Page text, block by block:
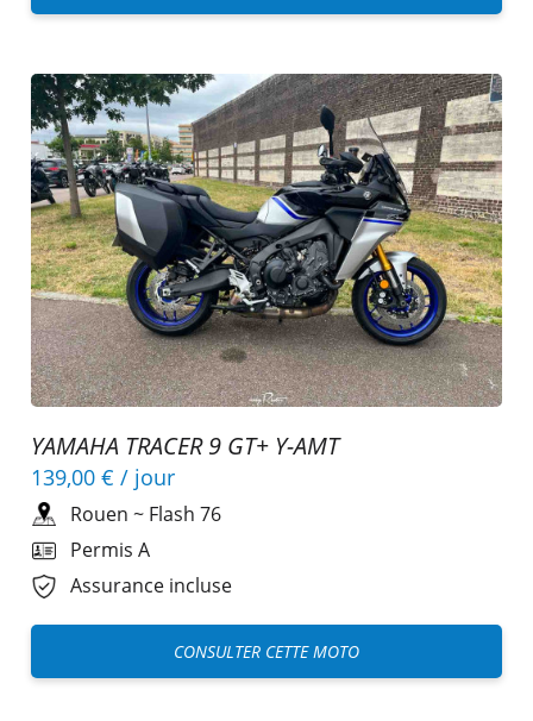
YAMAHA TRACER 9 GT+ Y-AMT
139,00 € / jour
Rouen ~ Flash 76
Permis A
Assurance incluse
CONSULTER CETTE MOTO